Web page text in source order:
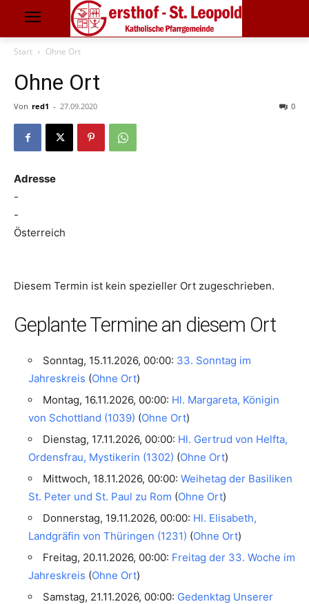
Start Ohne Ort
Ohne Ort
Von red1 - 27.09.2020 0
Adresse
-
-
Österreich
Diesem Termin ist kein spezieller Ort zugeschrieben.
Geplante Termine an diesem Ort
Sonntag, 15.11.2026, 00:00: 33. Sonntag im
Jahreskreis (Ohne Ort)
Montag, 16.11.2026, 00:00: Hl. Margareta, Königin
von Schottland (1039) (Ohne Ort)
Dienstag, 17.11.2026, 00:00: Hl. Gertrud von Helfta,
Ordensfrau, Mystikerin (1302) (Ohne Ort)
Mittwoch, 18.11.2026, 00:00: Weihetag der Basiliken
St. Peter und St. Paul zu Rom (Ohne Ort)
Donnerstag, 19.11.2026, 00:00: Hl. Elisabeth,
Landgräfin von Thüringen (1231) (Ohne Ort)
Freitag, 20.11.2026, 00:00: Freitag der 33. Woche im
Jahreskreis (Ohne Ort)
Samstag, 21.11.2026, 00:00: Gedenktag Unserer